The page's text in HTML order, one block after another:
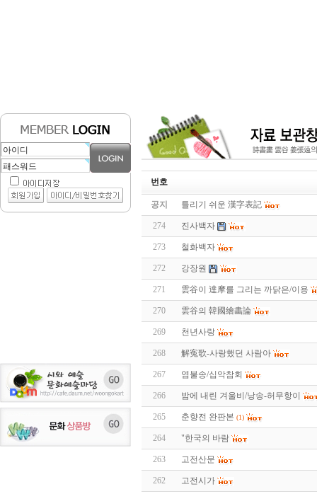
번호
공지 틀리기 쉬운 漢字表記
274 진사백자
273 철화백자
272 강장원
271 雲谷이 達摩를 그리는 까닭은/이용
270 雲谷의 韓國繪畵論
269 천년사랑
268 解寃歌-사랑했던 사람아
267 염불송/십악참회
266 밤에 내린 겨울비/낭송-허무항이
265 춘향전 완판본 (1)
264 "한국의 바람
263 고전산문
262 고전시가